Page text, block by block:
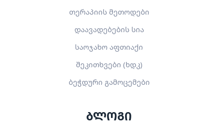
თერაპიის მეთოდები
დაავადებების სია
საოჯახო აფთიაქი
შეკითხვები (ხდკ)
ბეჭდური გამოცემები
ბლოგი